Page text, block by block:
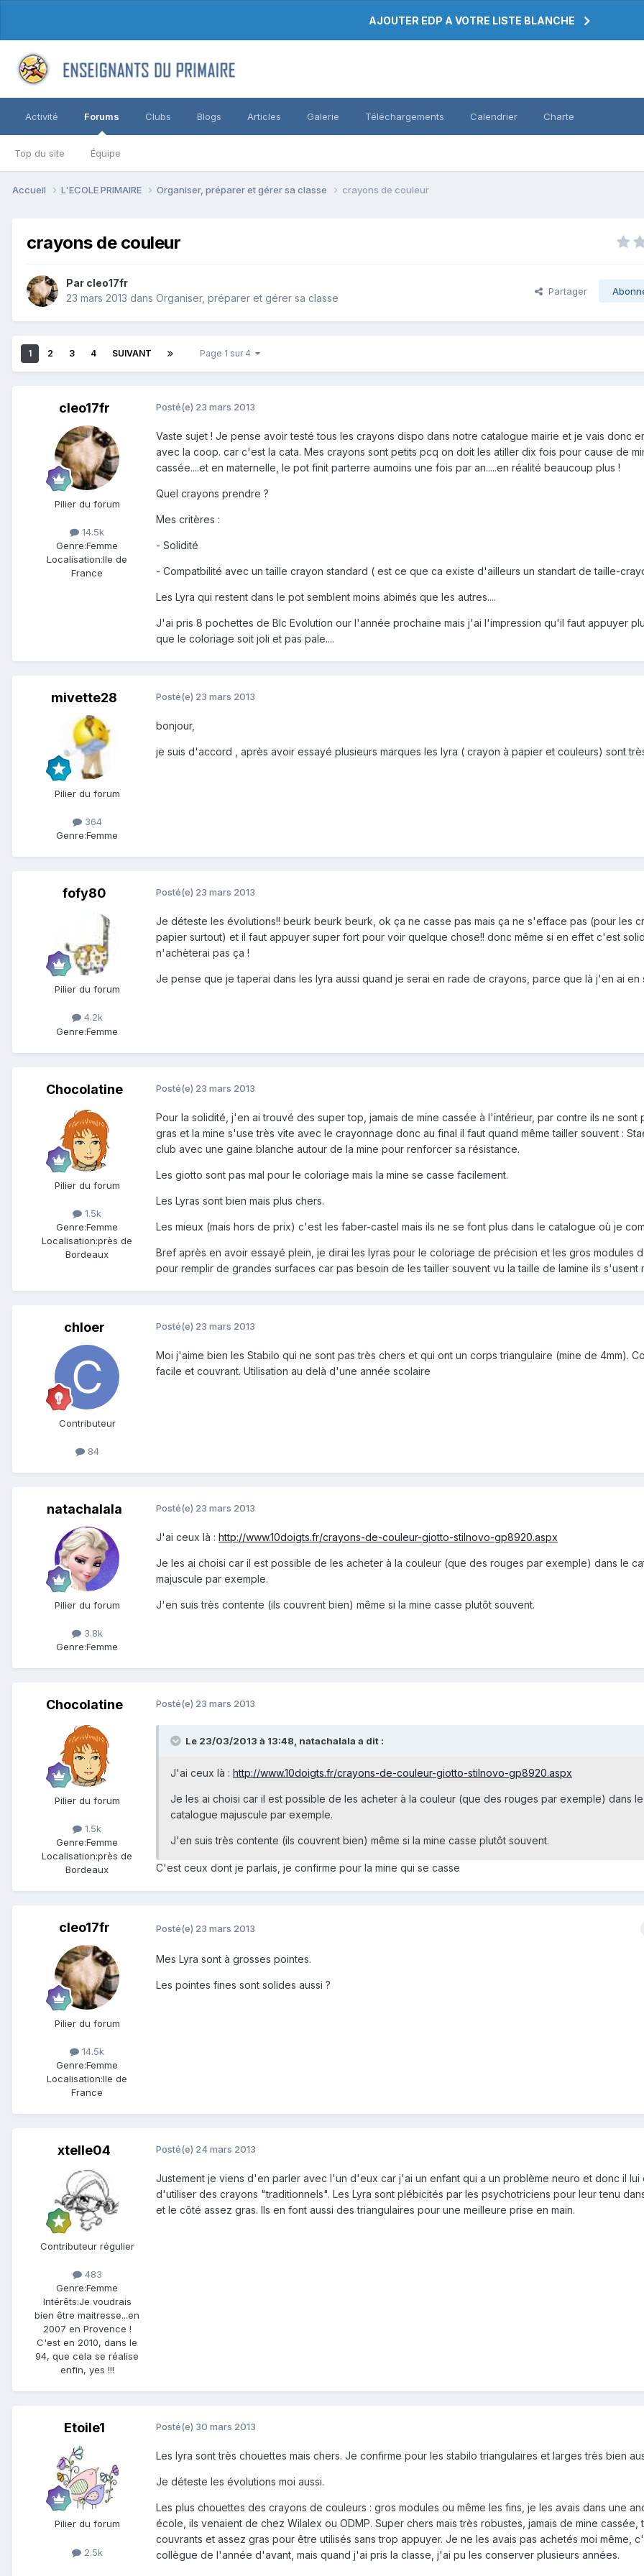
AJOUTER EDP A VOTRE LISTE BLANCHE
Activité Forums
Top du site Équipe
Clubs Blogs Articles Galerie Téléchargements Calendrier Charte
Accueil L'ECOLE PRIMAIRE Organiser, préparer et gérer sa classe crayons de couleur
crayons de couleur
Par cleo17fr
23 mars 2013 dans Organiser, préparer et gérer sa classe
Partager
1 2 3 4 SUIVANT Page 1 sur 4
cleo17fr
Pilier du forum
14.5k
Genre:Femme
Localisation:Ile de
France
Posté(e) 23 mars 2013
Vaste sujet ! Je pense avoir testé tous les crayons dispo dans notre catalogue mairie et je vais donc
avec la coop. car c'est la cata. Mes crayons sont petits pcq on doit les atiller dix fois pour cause de
cassée....et en maternelle, le pot finit parterre aumoins une fois par an.....en réalité beaucoup plus !
Quel crayons prendre ?
Mes critères :
- Solidité
- Compatbilité avec un taille crayon standard ( est ce que ca existe d'ailleurs un standart de taille-
Les Lyra qui restent dans le pot semblent moins abimés que les autres....
J'ai pris 8 pochettes de BIc Evolution our l'année prochaine mais j'ai l'impression qu'il faut appuyer
que le coloriage soit joli et pas pale....
mivette28
Pilier du forum
364
Genre:Femme
Posté(e) 23 mars 2013
bonjour,
je suis d'accord , après avoir essayé plusieurs marques les lyra ( crayon à papier et couleurs) sont
fofy80
Pilier du forum
4.2k
Genre:Femme
Posté(e) 23 mars 2013
Je déteste les évolutions!! beurk beurk beurk, ok ça ne casse pas mais ça ne s'efface pas (pour les
papier surtout) et il faut appuyer super fort pour voir quelque chose!! donc même si en effet c'est
n'achèterai pas ça !
Je pense que je taperai dans les lyra aussi quand je serai en rade de crayons, parce que là j'en ai en
Chocolatine
Pilier du forum
1.5k
Genre:Femme
Localisation:près de
Bordeaux
Posté(e) 23 mars 2013
Pour la solidité, j'en ai trouvé des super top, jamais de mine cassée à l'intérieur, par contre ils ne sont
gras et la mine s'use très vite avec le crayonnage donc au final il faut quand même tailler souvent :
club avec une gaine blanche autour de la mine pour renforcer sa résistance.
Les giotto sont pas mal pour le coloriage mais la mine se casse facilement.
Les Lyras sont bien mais plus chers.
Les mieux (mais hors de prix) c'est les faber-castel mais ils ne se font plus dans le catalogue où je
Bref après en avoir essayé plein, je dirai les lyras pour le coloriage de précision et les gros modules
pour remplir de grandes surfaces car pas besoin de les tailler souvent vu la taille de lamine ils s'usent
chloer
Contributeur
84
Posté(e) 23 mars 2013
Moi j'aime bien les Stabilo qui ne sont pas très chers et qui ont un corps triangulaire (mine de 4mm).
facile et couvrant. Utilisation au delà d'une année scolaire
natachalala
Pilier du forum
3.8k
Genre:Femme
Posté(e) 23 mars 2013
J'ai ceux là : http://www.10doigts.fr/crayons-de-couleur-giotto-stilnovo-gp8920.aspx
Je les ai choisi car il est possible de les acheter à la couleur (que des rouges par exemple) dans le
majuscule par exemple.
J'en suis très contente (ils couvrent bien) même si la mine casse plutôt souvent.
Chocolatine
Pilier du forum
1.5k
Genre:Femme
Localisation:près de
Bordeaux
Posté(e) 23 mars 2013
Le 23/03/2013 à 13:48, natachalala a dit :
J'ai ceux là : http://www.10doigts.fr/crayons-de-couleur-giotto-stilnovo-gp8920.aspx
Je les ai choisi car il est possible de les acheter à la couleur (que des rouges par exemple) dans le
catalogue majuscule par exemple.
J'en suis très contente (ils couvrent bien) même si la mine casse plutôt souvent.
C'est ceux dont je parlais, je confirme pour la mine qui se casse
cleo17fr
Pilier du forum
14.5k
Genre:Femme
Localisation:Ile de
France
Posté(e) 23 mars 2013
Mes Lyra sont à grosses pointes.
Les pointes fines sont solides aussi ?
xtelle04
Contributeur régulier
483
Genre:Femme
Intérêts:Je voudrais
bien être maitresse...en
2007 en Provence !
C'est en 2010, dans le
94, que cela se réalise
enfin, yes !!!
Posté(e) 24 mars 2013
Justement je viens d'en parler avec l'un d'eux car j'ai un enfant qui a un problème neuro et donc il lui
d'utiliser des crayons "traditionnels". Les Lyra sont plébicités par les psychotriciens pour leur tenu
et le côté assez gras. Ils en font aussi des triangulaires pour une meilleure prise en main.
Etoile1
Pilier du forum
2.5k
Posté(e) 30 mars 2013
Les lyra sont très chouettes mais chers. Je confirme pour les stabilo triangulaires et larges très bien
Je déteste les évolutions moi aussi.
Les plus chouettes des crayons de couleurs : gros modules ou même les fins, je les avais dans une
école, ils venaient de chez Wilalex ou ODMP. Super chers mais très robustes, jamais de mine cassée,
couvrants et assez gras pour être utilisés sans trop appuyer. Je ne les avais pas achetés moi même,
collègue de l'année d'avant, mais quand j'ai pris la classe, j'ai pu les conserver plusieurs années.